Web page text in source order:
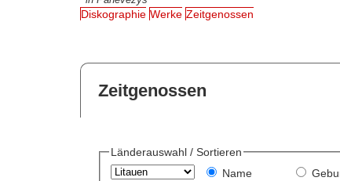
Diskographie Werke Zeitgenossen
Zeitgenossen
Länderauswahl / Sortieren
Name